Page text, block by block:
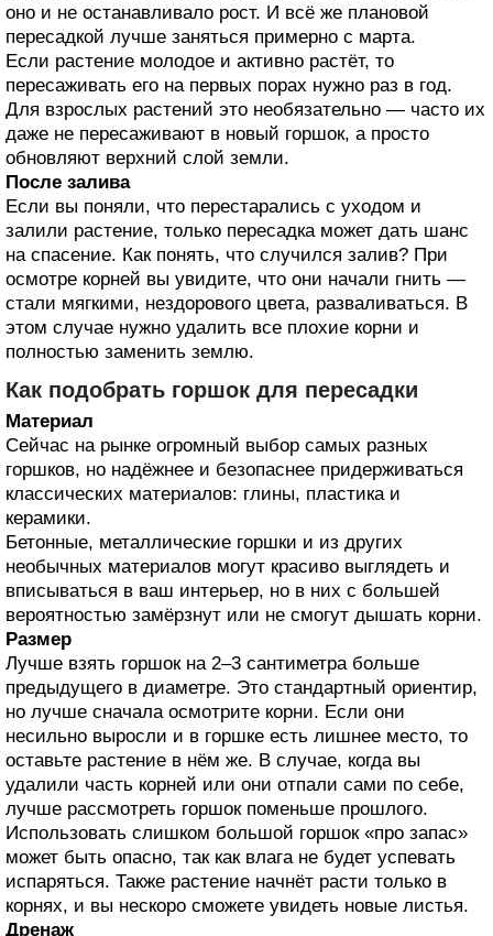
оно и не останавливало рост. И всё же плановой
пересадкой лучше заняться примерно с марта.
Если растение молодое и активно растёт, то
пересаживать его на первых порах нужно раз в год.
Для взрослых растений это необязательно — часто их
даже не пересаживают в новый горшок, а просто
обновляют верхний слой земли.
После залива
Если вы поняли, что перестарались с уходом и
залили растение, только пересадка может дать шанс
на спасение. Как понять, что случился залив? При
осмотре корней вы увидите, что они начали гнить —
стали мягкими, нездорового цвета, разваливаться. В
этом случае нужно удалить все плохие корни и
полностью заменить землю.
Как подобрать горшок для пересадки
Материал
Сейчас на рынке огромный выбор самых разных
горшков, но надёжнее и безопаснее придерживаться
классических материалов: глины, пластика и
керамики.
Бетонные, металлические горшки и из других
необычных материалов могут красиво выглядеть и
вписываться в ваш интерьер, но в них с большей
вероятностью замёрзнут или не смогут дышать корни.
Размер
Лучше взять горшок на 2–3 сантиметра больше
предыдущего в диаметре. Это стандартный ориентир,
но лучше сначала осмотрите корни. Если они
несильно выросли и в горшке есть лишнее место, то
оставьте растение в нём же. В случае, когда вы
удалили часть корней или они отпали сами по себе,
лучше рассмотреть горшок поменьше прошлого.
Использовать слишком большой горшок «про запас»
может быть опасно, так как влага не будет успевать
испаряться. Также растение начнёт расти только в
корнях, и вы нескоро сможете увидеть новые листья.
Дренаж